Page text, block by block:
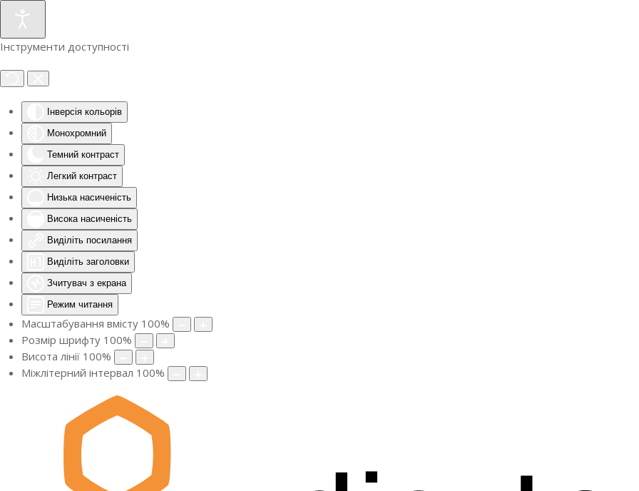
Інструменти доступності
Інверсія кольорів
Монохромний
Темний контраст
Легкий контраст
Низька насиченість
Висока насиченість
Виділіть посилання
Виділіть заголовки
Зчитувач з екрана
Режим читання
Масштабування вмісту 100%
Розмір шрифту 100%
Висота лінії 100%
Міжлітерний інтервал 100%